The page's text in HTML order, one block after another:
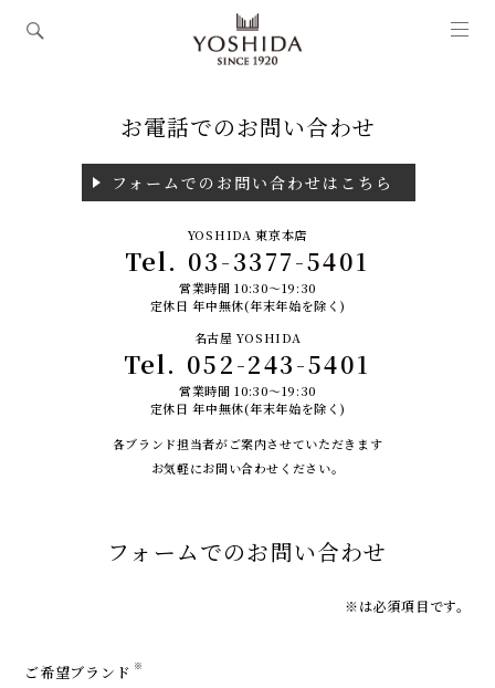
お電話でのお問い合わせ
フォームでのお問い合わせはこちら
YOSHIDA 東京本店
Tel. 03-3377-5401
営業時間 10:30～19:30
定休日 年中無休(年末年始を除く)
名古屋 YOSHIDA
Tel. 052-243-5401
営業時間 10:30～19:30
定休日 年中無休(年末年始を除く)
各ブランド担当者がご案内させていただきます
お気軽にお問い合わせください。
フォームでのお問い合わせ
※は必須項目です。
ご希望ブランド ※